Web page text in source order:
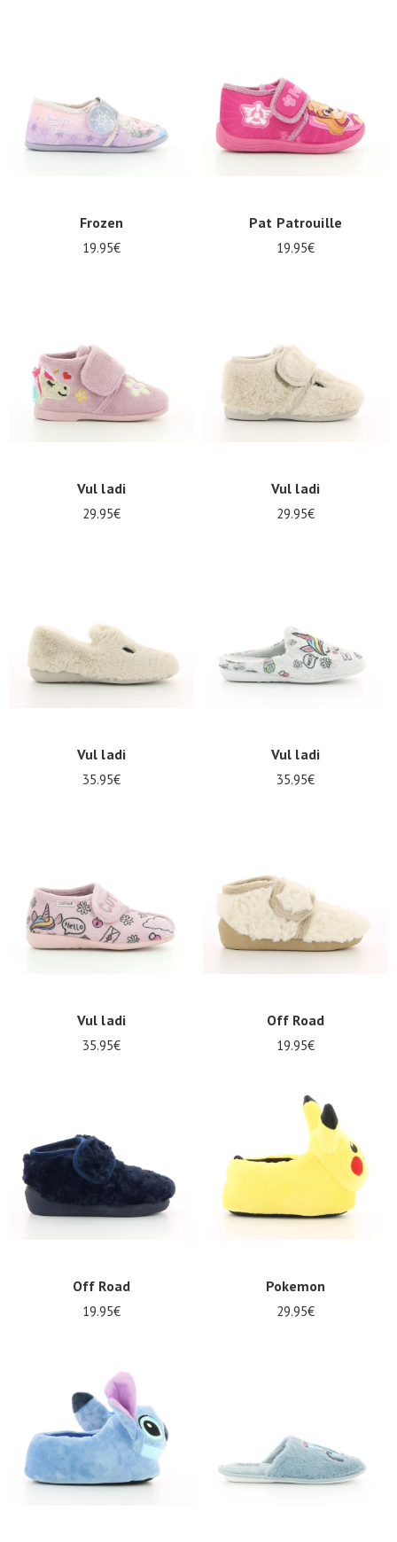
Frozen
19.95€
Pat Patrouille
19.95€
Vul ladi
29.95€
Vul ladi
29.95€
Vul ladi
35.95€
Vul ladi
35.95€
Vul ladi
35.95€
Off Road
19.95€
Off Road
19.95€
Pokemon
29.95€